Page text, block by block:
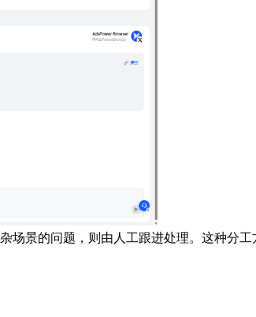
场景的问题，则由人工跟进处理。这种分工